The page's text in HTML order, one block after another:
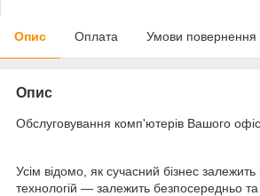
Опис Оплата Умови повернення
Опис
Обслуговування комп'ютерів Вашого
Усім відомо, як сучасний бізнес
технологій — залежить безпосередньо та